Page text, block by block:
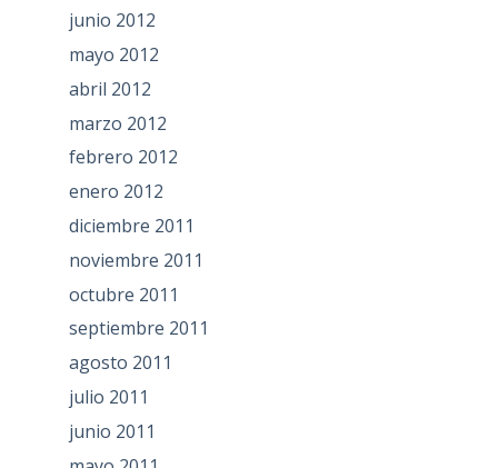
junio 2012
mayo 2012
abril 2012
marzo 2012
febrero 2012
enero 2012
diciembre 2011
noviembre 2011
octubre 2011
septiembre 2011
agosto 2011
julio 2011
junio 2011